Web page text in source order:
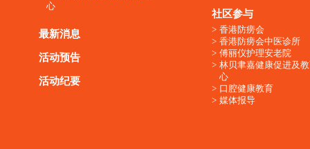
心
最新消息
活动预告
活动纪要
社区参与
香港防痨会
香港防痨会中医诊所
傅丽仪护理安老院
林贝聿嘉健康促进及
心
口腔健康教育
媒体报导